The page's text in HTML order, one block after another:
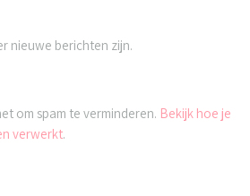
nieuwe berichten zijn.
om spam te verminderen. Bekijk hoe je
verwerkt.